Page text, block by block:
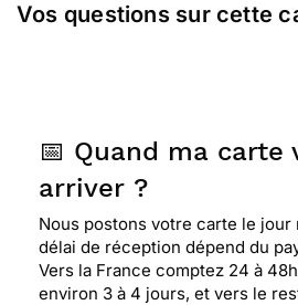
Vos questions sur cette
📅 Quand ma
arriver ?
Nous postons votre carte le jour
délai de réception dépend du
Vers la France comptez 24 à
environ 3 à 4 jours, et vers le